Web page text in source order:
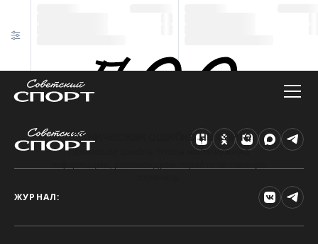
Техническая ошибка на сайте
Произошла ошибка. Чтобы найти нужную
ЖУРНАЛ: